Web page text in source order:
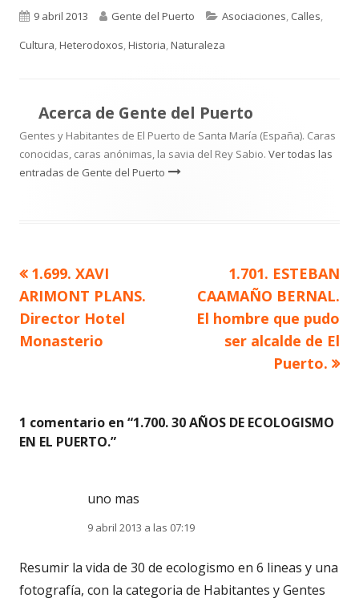
Publicado
el
9 abril 2013 Autor
Gente del Puerto Categorías
Asociaciones, Calles,
Cultura,Heterodoxos,Historia,Naturaleza
Acerca de Gente del Puerto
Gentes y Habitantes de El Puerto de Santa María (España). Caras
conocidas, caras anónimas, la savia del Rey Sabio. Ver todas las
entradas de Gente del Puerto
Navegación
de
entradas
Artículo
anterior
1.699. XAVI
ARIMONT PLANS.
Director Hotel
Monasterio
Artículo
siguiente
1.701. ESTEBAN
CAAMAÑO BERNAL.
El hombre que pudo
ser alcalde de El
Puerto.
1 comentario en “1.700. 30 AÑOS DE ECOLOGISMO
EN EL PUERTO.”
uno mas
9 abril 2013 a las 07:19
Resumir la vida de 30 de ecologismo en 6 lineas y una
fotografía, con la categoria de Habitantes y Gentes